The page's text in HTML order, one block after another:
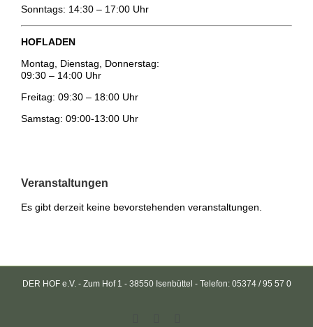
Sonntags: 14:30 – 17:00 Uhr
HOFLADEN
Montag, Dienstag, Donnerstag:
09:30 – 14:00 Uhr
Freitag: 09:30 – 18:00 Uhr
Samstag: 09:00-13:00 Uhr
Veranstaltungen
Es gibt derzeit keine bevorstehenden veranstaltungen.
DER HOF e.V. - Zum Hof 1 - 38550 Isenbüttel - Telefon: 05374 / 95 57 0